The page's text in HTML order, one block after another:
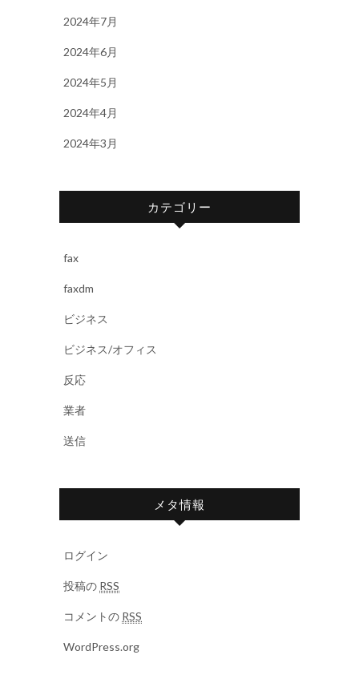
2024年7月
2024年6月
2024年5月
2024年4月
2024年3月
カテゴリー
fax
faxdm
ビジネス
ビジネス/オフィス
反応
業者
送信
メタ情報
ログイン
投稿の RSS
コメントの RSS
WordPress.org